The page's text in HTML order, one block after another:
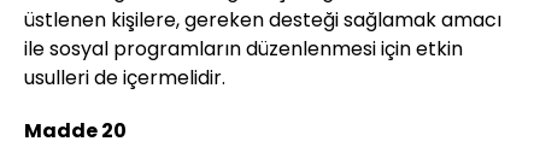
üstlenen kişilere, gereken desteği sağlamak amacı
ile sosyal programların düzenlenmesi için etkin
usulleri de içermelidir.
Madde 20